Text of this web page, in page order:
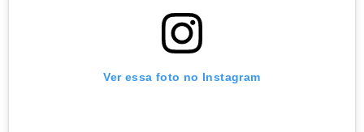
Ver essa foto no Instagram